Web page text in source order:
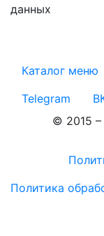
данных
Каталог меню
Telegram
© 2015
Политика